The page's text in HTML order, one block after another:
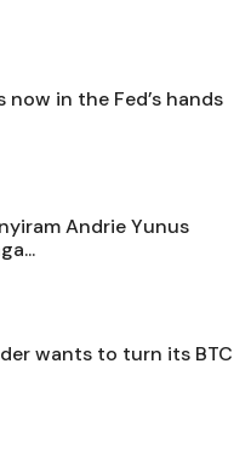
now in the Fed’s hands
Andrie Yunus
wants to turn its BTC